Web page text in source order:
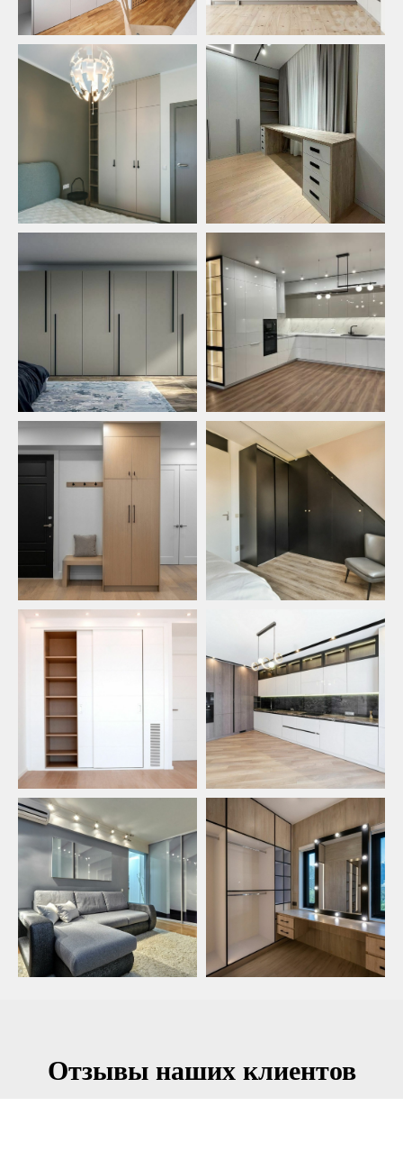
Отзывы наших клиентов